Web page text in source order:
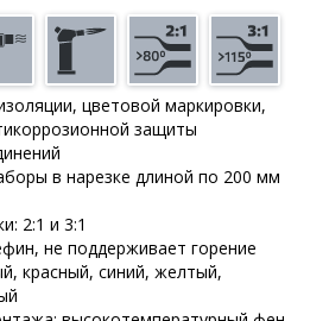
цветовой маркировки,
защиты
в нарезке длиной по 200 мм
2:1 и 3:1
не поддерживает горение
красный, синий, желтый,